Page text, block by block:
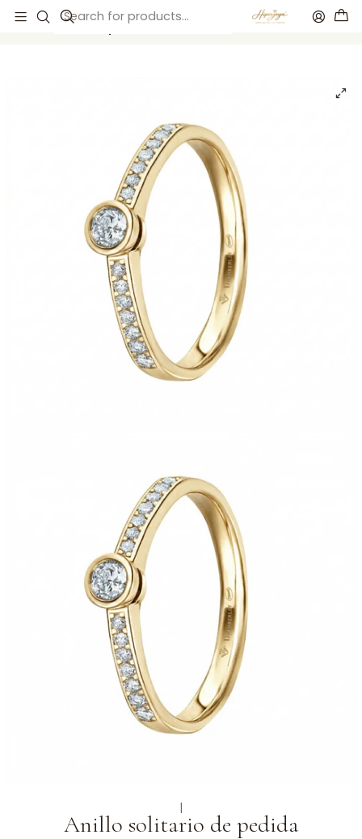
Início Anillos de compromiso Anillos de compromiso
Anillo solitario de pedida
|
Anillo solitario de pedida